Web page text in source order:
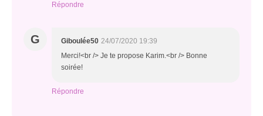
Répondre
G Giboulée50 24/07/2020 19:39
Merci!<br /> Je te propose Karim.<br /> Bonne
soirée!
Répondre